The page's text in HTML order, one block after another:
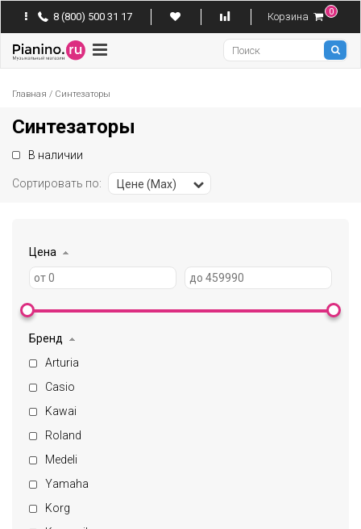
8 (800) 500 31 17 Корзина 0
Pianino
Главная / Синтезаторы
Синтезаторы
В наличии
Сортировать по: Цене (Max)
Цена
Бренд
Arturia
Casio
Kawai
Roland
Medeli
Yamaha
Korg